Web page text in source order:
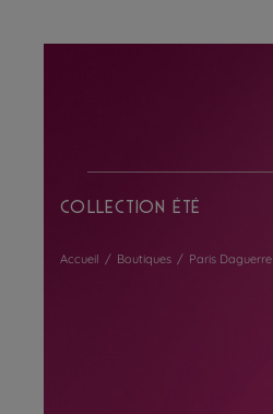
Collection Été
Accueil / Boutiques / Paris Daguerre